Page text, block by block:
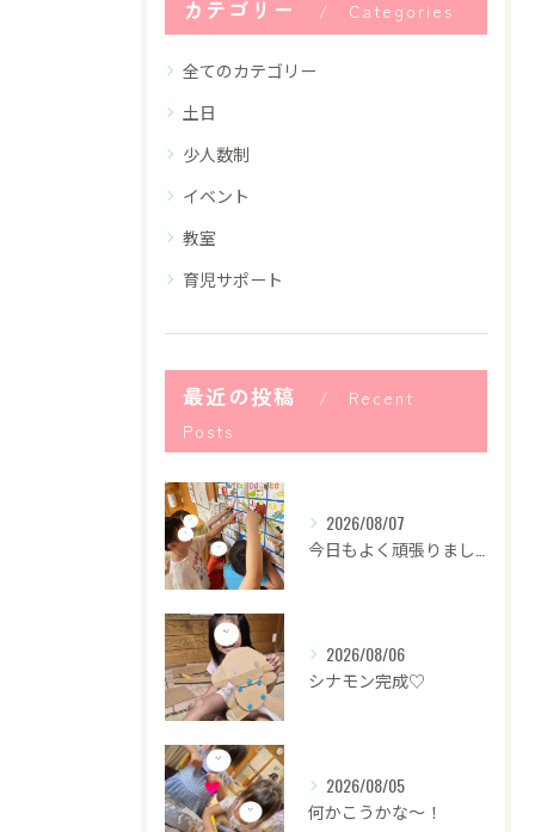
カテゴリー Categories
全てのカテゴリー
土日
少人数制
イベント
教室
育児サポート
最近の投稿
Recent
Posts
2026/08/07
2026/08/06
シナモン完成♡
2026/08/05
何かこうかな〜！